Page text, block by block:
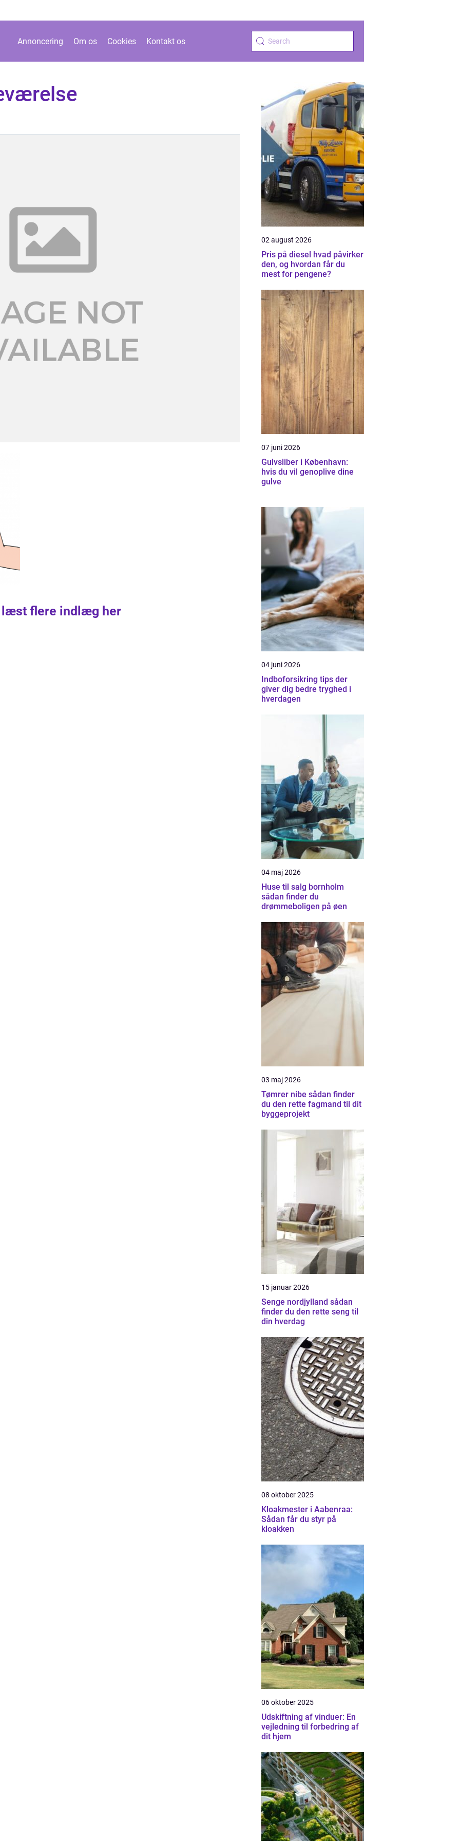
Annoncering Om os Cookies Kontakt os
læst flere indlæg her
02 august 2026
Pris på diesel hvad påvirker
den, og hvordan får du
mest for pengene?
07 juni 2026
Gulvsliber i København:
hvis du vil genoplive dine
gulve
04 juni 2026
Indboforsikring tips der
giver dig bedre tryghed i
hverdagen
04 maj 2026
Huse til salg bornholm
sådan finder du
drømmeboligen på øen
03 maj 2026
Tømrer nibe sådan finder
du den rette fagmand til dit
byggeprojekt
15 januar 2026
Senge nordjylland sådan
finder du den rette seng til
din hverdag
08 oktober 2025
Kloakmester i Aabenraa:
Sådan får du styr på
kloakken
06 oktober 2025
Udskiftning af vinduer: En
vejledning til forbedring af
dit hjem